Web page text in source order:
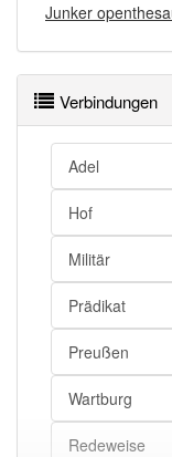
Junker
Verbindungen
Adel
Hof
Militär
Prädikat
Preußen
Wartburg
Redeweise